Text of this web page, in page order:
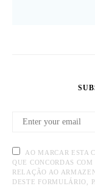
AO MARCAR ESTA
QUE CONCORDAS
RELAÇÃO AO
DESTE FORMULÁRIO,